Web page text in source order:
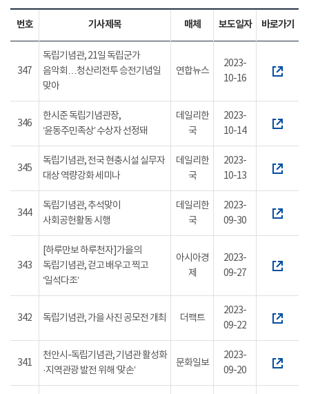
번호 기사제목 매체 보도일자 바로가기
347
독립기념관, 21일 독립군가
음악회…청산리전투 승전기념일
맞아
연합뉴스
2023-
10-16
346
한시준 독립기념관장,
‘윤동주민족상’ 수상자 선정돼
데일리한
국
2023-
10-14
345
독립기념관, 전국 현충시설 실무자
대상 역량강화 세미나
데일리한
국
2023-
10-13
344
독립기념관, 추석맞이
사회공헌활동 시행
데일리한
국
2023-
09-30
343
[하루만보 하루천자]가을의
독립기념관, 걷고 배우고 찍고
‘일석다조’
아시아경
제
2023-
09-27
342 독립기념관, 가을 사진 공모전 개최 더팩트
2023-
09-22
341
천안시-독립기념관, 기념관 활성화
·지역관광 발전 위해 ‘맞손’
문화일보
2023-
09-20